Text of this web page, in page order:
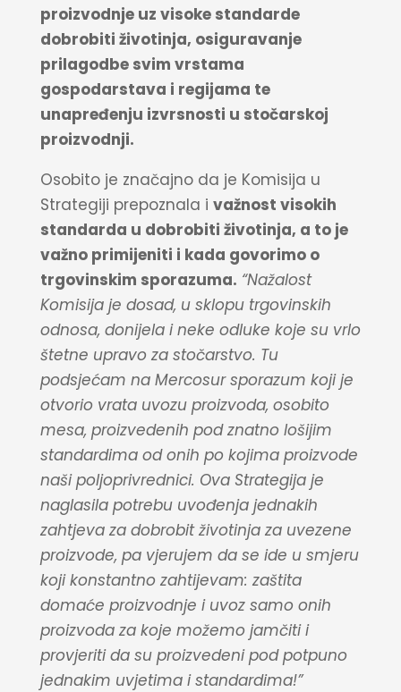
proizvodnje uz visoke standarde
dobrobiti životinja, osiguravanje
prilagodbe svim vrstama
gospodarstava i regijama te
unapređenju izvrsnosti u stočarskoj
proizvodnji.
Osobito je značajno da je Komisija u
Strategiji prepoznala i važnost visokih
standarda u dobrobiti životinja, a to je
važno primijeniti i kada govorimo o
trgovinskim sporazuma. “Nažalost
Komisija je dosad, u sklopu trgovinskih
odnosa, donijela i neke odluke koje su vrlo
štetne upravo za stočarstvo. Tu
podsjećam na Mercosur sporazum koji je
otvorio vrata uvozu proizvoda, osobito
mesa, proizvedenih pod znatno lošijim
standardima od onih po kojima proizvode
naši poljoprivrednici. Ova Strategija je
naglasila potrebu uvođenja jednakih
zahtjeva za dobrobit životinja za uvezene
proizvode, pa vjerujem da se ide u smjeru
koji konstantno zahtijevam: zaštita
domaće proizvodnje i uvoz samo onih
proizvoda za koje možemo jamčiti i
provjeriti da su proizvedeni pod potpuno
jednakim uvjetima i standardima!”